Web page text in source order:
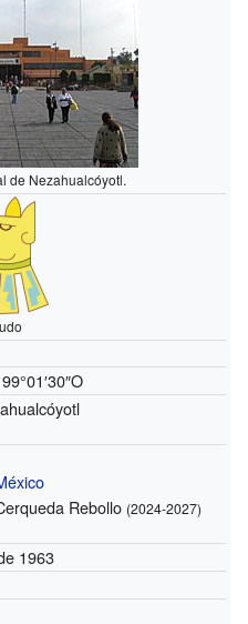
de Nezahualcóyotl.
99°01′30″O
Rebollo (2024-2027)
1963